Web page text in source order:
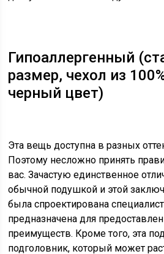
Гипоаллергенный
размер, чехол из
черный цвет)
Эта вещь доступна в разных
Поэтому несложно принять
вас. Зачастую единственное
обычной подушкой и этой
была спроектирована
предназначена для
преимуществ. Кроме того, эта
подголовник, который может